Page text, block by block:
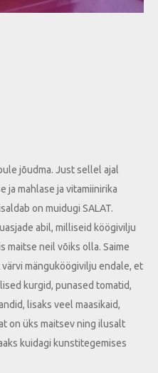
jõudma. Just sellel ajal
ja mahlase ja vitamiinirika
on muidugi SALAT.
abil, milliseid köögivilju
maitse neil võiks olla. Saime
mänguköögivilju endale, et
kurgid, punased tomatid,
lisaks veel maasikaid,
on üks maitsev ning ilusalt
kuidagi kunstitegemises